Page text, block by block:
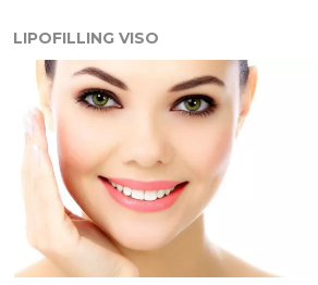
LIPOFILLING VISO